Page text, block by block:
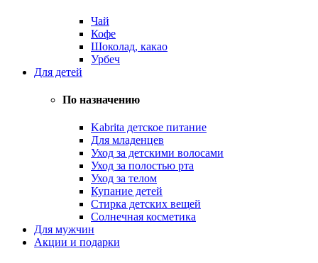
Чай
Кофе
Шоколад, какао
Урбеч
Для детей
По назначению
Kabrita детское питание
Для младенцев
Уход за детскими волосами
Уход за полостью рта
Уход за телом
Купание детей
Стирка детских вещей
Солнечная косметика
Для мужчин
Акции и подарки